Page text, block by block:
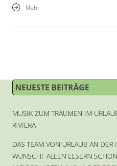
Mehr
NEUESTE BEITRÄGE
MUSIK ZUM TRÄUMEN IM
RIVIERA
DAS TEAM VON URLAUB AN DER
WÜNSCHT ALLEN LESERN